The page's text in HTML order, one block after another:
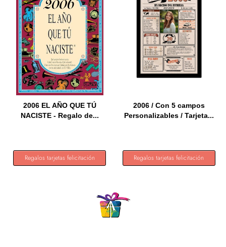
2006 EL AÑO QUE TÚ
NACISTE - Regalo de...
Regalos tarjetas felicitación
2006 / Con 5 campos
Personalizables / Tarjeta...
Regalos tarjetas felicitación